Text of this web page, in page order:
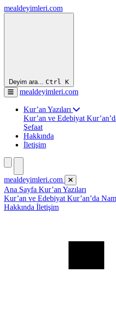
mealdeyimleri.com
Deyim ara... Ctrl K
mealdeyimleri.com
Kur’an Yazıları
Kur’an ve Edebiyat
Şefaat
Hakkında
İletişim
mealdeyimleri.com
Ana Sayfa Kur’an Yazıları
Kur’an ve Edebiyat Kur’an’da
Hakkında İletişim